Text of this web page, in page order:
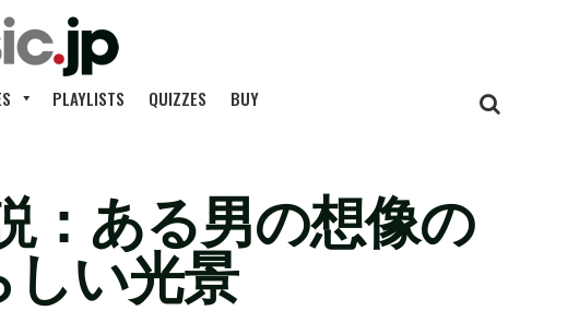
PLAYLISTS QUIZZES BUY
：ある男の想像の
い光景